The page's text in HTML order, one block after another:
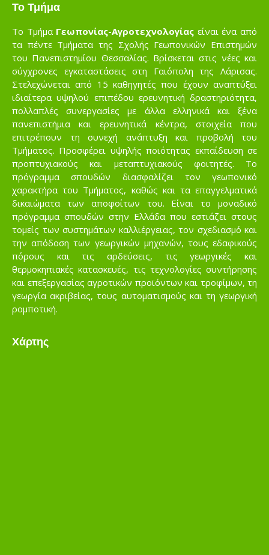
Το Τμήμα
Το Τμήμα Γεωπονίας-Αγροτεχνολογίας είναι ένα από
τα πέντε Τμήματα της Σχολής Γεωπονικών Επιστημών
του Πανεπιστημίου Θεσσαλίας. Βρίσκεται στις νέες και
σύγχρονες εγκαταστάσεις στη Γαιόπολη της Λάρισας.
Στελεχώνεται από 15 καθηγητές που έχουν αναπτύξει
ιδιαίτερα υψηλού επιπέδου ερευνητική δραστηριότητα,
πολλαπλές συνεργασίες με άλλα ελληνικά και ξένα
πανεπιστήμια και ερευνητικά κέντρα, στοιχεία που
επιτρέπουν τη συνεχή ανάπτυξη και προβολή του
Τμήματος. Προσφέρει υψηλής ποιότητας εκπαίδευση σε
προπτυχιακούς και μεταπτυχιακούς φοιτητές. Το
πρόγραμμα σπουδών διασφαλίζει τον γεωπονικό
χαρακτήρα του Τμήματος, καθώς και τα επαγγελματικά
δικαιώματα των αποφοίτων του. Είναι το μοναδικό
πρόγραμμα σπουδών στην Ελλάδα που εστιάζει στους
τομείς των συστημάτων καλλιέργειας, τον σχεδιασμό και
την απόδοση των γεωργικών μηχανών, τους εδαφικούς
πόρους και τις αρδεύσεις, τις γεωργικές και
θερμοκηπιακές κατασκευές, τις τεχνολογίες συντήρησης
και επεξεργασίας αγροτικών προϊόντων και τροφίμων, τη
γεωργία ακριβείας, τους αυτοματισμούς και τη γεωργική
ρομποτική.
Χάρτης